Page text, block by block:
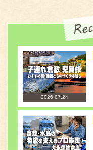
2026.07.24